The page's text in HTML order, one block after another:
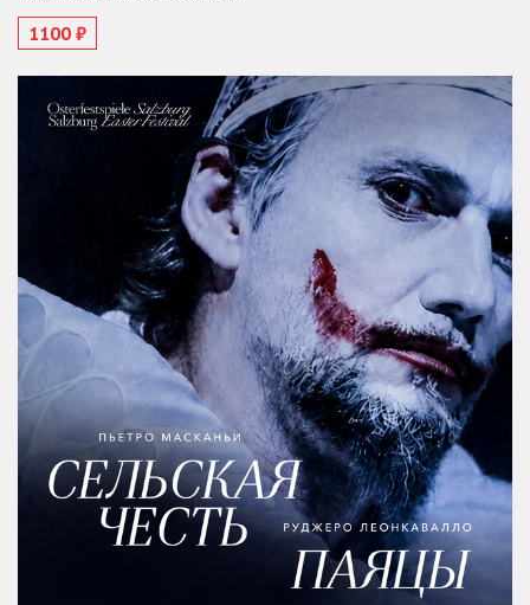
1100 ₽